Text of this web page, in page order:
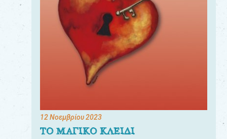
12 Νοεμβρίου 2023
ΤΟ ΜΑΓΙΚΟ ΚΛΕΙΔΙ